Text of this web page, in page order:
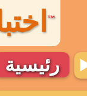
™
رئيسية